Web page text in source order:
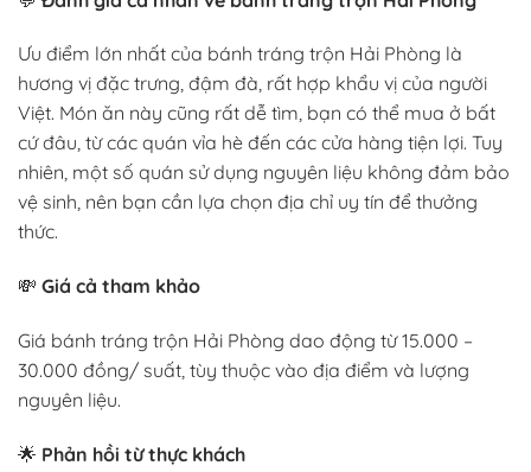
Ưu điểm lớn nhất của bánh tráng trộn Hải Phòng là
hương vị đặc trưng, đậm đà, rất hợp khẩu vị của người
Việt. Món ăn này cũng rất dễ tìm, bạn có thể mua ở bất
cứ đâu, từ các quán vỉa hè đến các cửa hàng tiện lợi. Tuy
nhiên, một số quán sử dụng nguyên liệu không đảm bảo
vệ sinh, nên bạn cần lựa chọn địa chỉ uy tín để thưởng
thức.
💸 Giá cả tham khảo
Giá bánh tráng trộn Hải Phòng dao động từ 15.000 –
30.000 đồng/ suất, tùy thuộc vào địa điểm và lượng
nguyên liệu.
🌟 Phản hồi từ thực khách